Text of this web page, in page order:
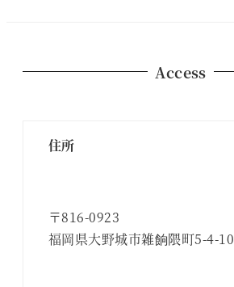
Access
住所
〒816-0923
福岡県大野城市雑餉隈町5-4-10